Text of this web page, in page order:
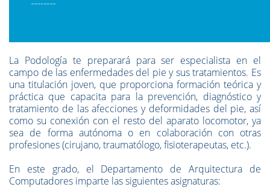
La Podología te preparará para ser especialista en el
campo de las enfermedades del pie y sus tratamientos. Es
una titulación joven, que proporciona formación teórica y
práctica que capacita para la prevención, diagnóstico y
tratamiento de las afecciones y deformidades del pie, así
como su conexión con el resto del aparato locomotor, ya
sea de forma autónoma o en colaboración con otras
profesiones (cirujano, traumatólogo, fisioterapeutas, etc.).
En este grado, el Departamento de Arquitectura de
Computadores imparte las siguientes asignaturas: